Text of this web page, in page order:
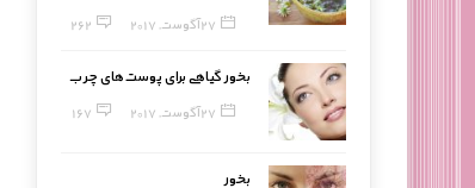
27 آگوست, 2017 262
بخور گیاهی برای پوست‌های چرب
27 آگوست, 2017 167
بخور